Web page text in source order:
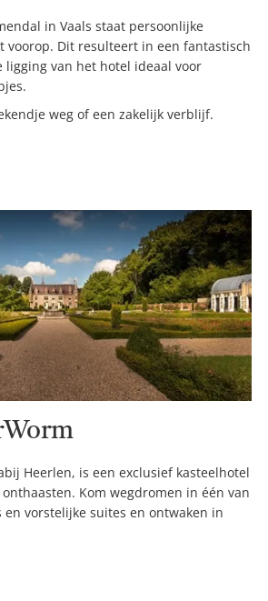
in Vaals staat persoonlijke
voorop. Dit resulteert in een fantastisch
ligging van het hotel ideaal voor
weg of een zakelijk verblijf.
Heerlen, is een exclusief kasteelhotel
Kom wegdromen in één van
en vorstelijke suites en ontwaken in